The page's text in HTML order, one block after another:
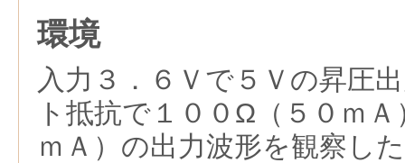
環境
入力３．６Ｖで５Ｖの昇圧
ト抵抗で１００Ω（５０ｍ
ｍＡ）の出力波形を観察した